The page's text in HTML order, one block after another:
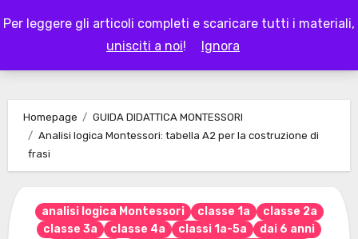
Per leggere gli articoli completi e scaricare tutti i materiali,
unisciti a noi! Ignora
to
LAPAPPADOLCE
Homepage
GUIDA DIDATTICA MONTESSORI
Analisi logica Montessori: tabella A2 per la costruzione di
frasi
analisi logica Montessori classe 1a
classe 2a
classe 3a
classe 4a classi 1a-5a
dai 6 anni